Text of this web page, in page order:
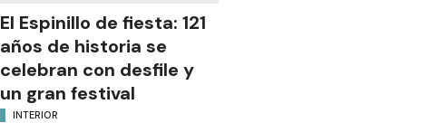
El Espinillo de fiesta: 121
años de historia se
celebran con desfile y
un gran festival
INTERIOR